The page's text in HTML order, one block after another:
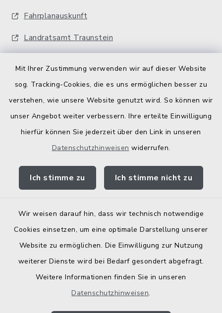
Mit Ihrer Zustimmung verwenden wir auf dieser Website
sog. Tracking-Cookies, die es uns ermöglichen besser zu
verstehen, wie unsere Website genutzt wird. So können wir
unser Angebot weiter verbessern. Ihre erteilte Einwilligung
hierfür können Sie jederzeit über den Link in unseren
Datenschutzhinweisen widerrufen.
Ich stimme zu Ich stimme nicht zu
Wir weisen darauf hin, dass wir technisch notwendige
Cookies einsetzen, um eine optimale Darstellung unserer
Website zu ermöglichen. Die Einwilligung zur Nutzung
weiterer Dienste wird bei Bedarf gesondert abgefragt.
Weitere Informationen finden Sie in unseren
Datenschutzhinweisen.
Fahrplanauskunft
Landratsamt Traunstein
Bodenrichtwerte
Kontakt
Barrierefreiheit
Elektronische Zugangseröffnung
Impressum
Sitemap
Cookie-Einstellungen